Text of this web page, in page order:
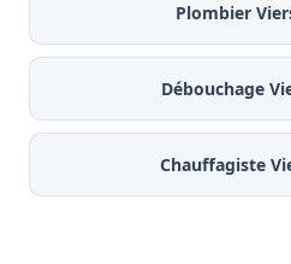
Plombier
Débouchage
Chauffagiste